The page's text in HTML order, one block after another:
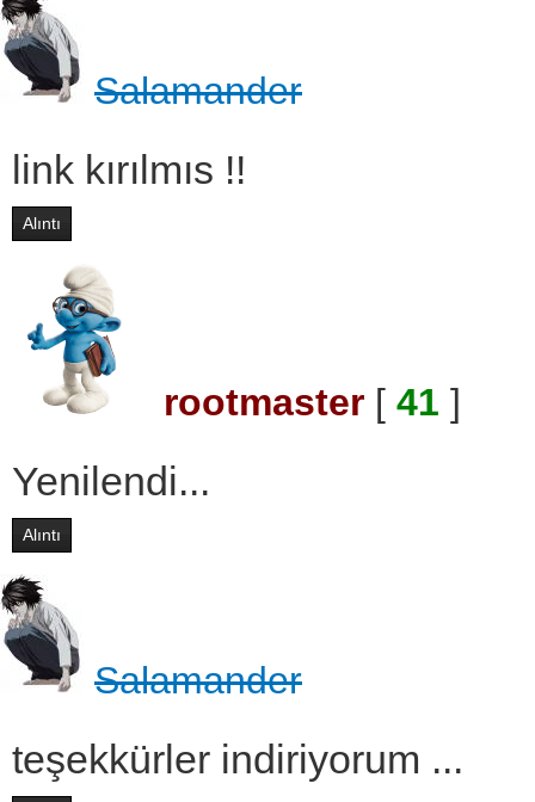
Salamander
link kırılmıs !!
Alıntı
rootmaster [ 41 ]
Yenilendi...
Alıntı
Salamander
teşekkürler indiriyorum ...